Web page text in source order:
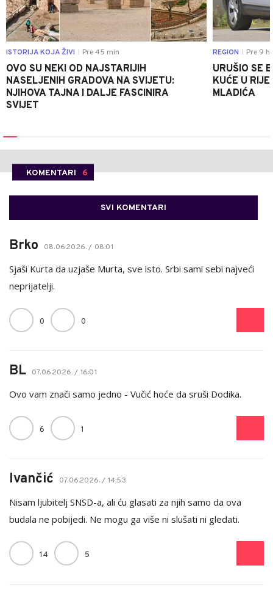
ISTORIJA KOJA ŽIVI Pre 45 min
OVO SU NEKI OD NAJSTARIJIH
NASELJENIH GRADOVA NA SVIJETU:
NJIHOVA TAJNA I DALJE FASCINIRA
SVIJET
REGION Pre 9 h
URUŠIO SE
KUĆE U
MLADIĆA
KOMENTARI 6
SVI KOMENTARI
Brko 08.06.2026. / 08:01
Sjaši Kurta da uzjaše Murta, sve isto. Srbi sami sebi najveći
neprijatelji.
0 0
BL 07.06.2026. / 16:01
Ovo vam znači samo jedno - Vučić hoće da sruši Dodika.
6 1
Ivančić 07.06.2026. / 14:53
Nisam ljubitelj SNSD-a, ali ću glasati za njih samo da ova
budala ne pobijedi. Ne mogu ga više ni slušati ni gledati.
14 5